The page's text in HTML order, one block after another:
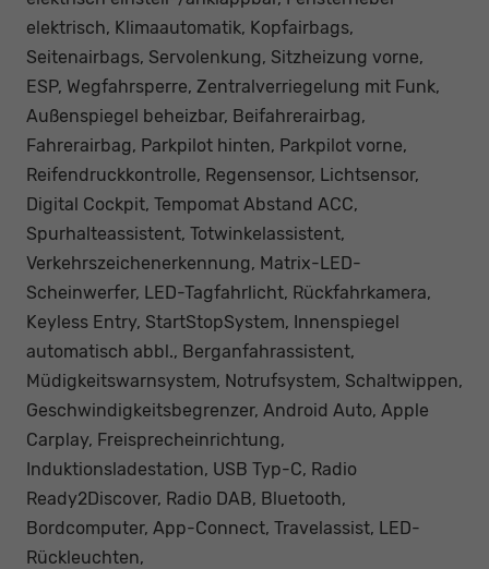
elektrisch, Klimaautomatik, Kopfairbags,
Seitenairbags, Servolenkung, Sitzheizung vorne,
ESP, Wegfahrsperre, Zentralverriegelung mit Funk,
Außenspiegel beheizbar, Beifahrerairbag,
Fahrerairbag, Parkpilot hinten, Parkpilot vorne,
Reifendruckkontrolle, Regensensor, Lichtsensor,
Digital Cockpit, Tempomat Abstand ACC,
Spurhalteassistent, Totwinkelassistent,
Verkehrszeichenerkennung, Matrix-LED-
Scheinwerfer, LED-Tagfahrlicht, Rückfahrkamera,
Keyless Entry, StartStopSystem, Innenspiegel
automatisch abbl., Berganfahrassistent,
Müdigkeitswarnsystem, Notrufsystem, Schaltwippen,
Geschwindigkeitsbegrenzer, Android Auto, Apple
Carplay, Freisprecheinrichtung,
Induktionsladestation, USB Typ-C, Radio
Ready2Discover, Radio DAB, Bluetooth,
Bordcomputer, App-Connect, Travelassist, LED-
Rückleuchten,